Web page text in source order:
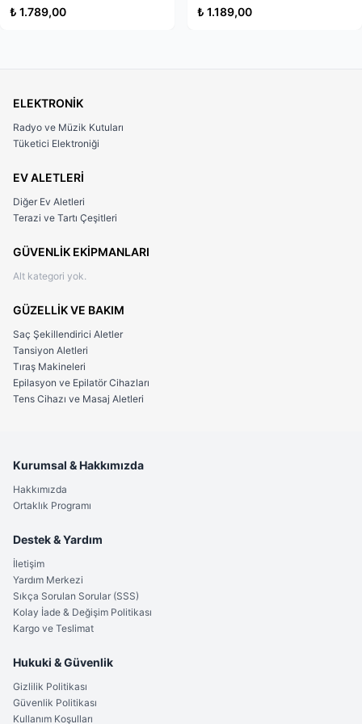
alan sertleştirilmiş çelik klips, cep kenarına veya kemere
sunar.
Neden Bu Ürün?
Piyasadaki standart, tek düze siyah taktik bıçaklardan
aradığınız özgünlüğü sunuyor. Dağcılık ve kamp için
katlanır bıçak tavsiyesi arayanların ilk tercihlerinden olan
bu model, kaliteli ve uygun fiyatlı av çakısı segmentinin en
iddialı üyesidir. Malzeme kalitesi, işlevselliği, kılıfı ve
kutusuyla gelen hediyelik çakılar arasındaki şık duruşuyla
• Kamp Çakısı ve Bıçağı Olarak:
yontma, dal budama ve küçük çaplı ahşap işçilikleri.
• Avcı Çakısı Modelleri Sınıfında:
durumlarda ilk yardım, kumaş veya ambalaj kesimi,
taktiksel savunma ve outdoor çakı modelleri ihtiyacı.
cepte, çantada veya araçta her an elinizin altında
• Hediyelik Çakı Bıçak:
tasarımıyla sevdiklerinize sunabileceğiniz kalıcı ve prestijli
bir armağan.
Paslanmaz çelik kamp çakısı yapısı gereği suya ve neme
karşı oldukça dirençlidir ancak çakınızın ömrünü uzatmak
için her outdoor kullanımı sonrası nemli bir bezle
₺ 1.789,00 ₺ 1.189,00
ELEKTRONİK
Radyo ve Müzik Kutuları
Tüketici Elektroniği
EV ALETLERİ
Diğer Ev Aletleri
Terazi ve Tartı Çeşitleri
GÜVENLİK EKİPMANLARI
Alt kategori yok.
GÜZELLİK VE BAKIM
Saç Şekillendirici Aletler
Tansiyon Aletleri
Tıraş Makineleri
Epilasyon ve Epilatör Cihazları
Tens Cihazı ve Masaj Aletleri
Kurumsal & Hakkımızda
Hakkımızda
Ortaklık Programı
Destek & Yardım
İletişim
Yardım Merkezi
Sıkça Sorulan Sorular (SSS)
Kolay İade & Değişim Politikası
Kargo ve Teslimat
Hukuki & Güvenlik
Gizlilik Politikası
Güvenlik Politikası
Kullanım Koşulları